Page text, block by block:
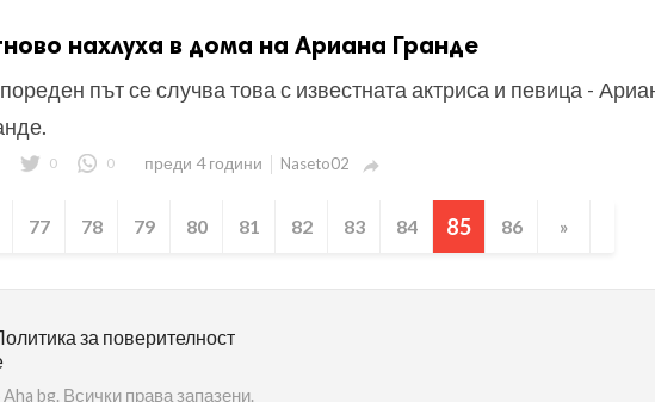
нахлуха в дома на Ариана Гранде
път се случва това с известната актриса и певица -
0 0 преди 4 години Naseto02 
77 78 79 80 81 82 83 84 85 86 »
за поверителност
bg. Всички права запазени.